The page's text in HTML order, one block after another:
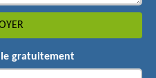
gratuitement